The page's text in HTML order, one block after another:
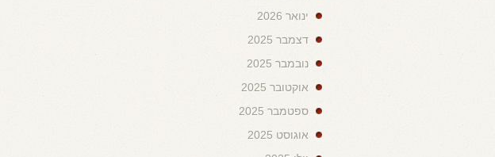
ינואר 2026
דצמבר 2025
נובמבר 2025
אוקטובר 2025
ספטמבר 2025
אוגוסט 2025